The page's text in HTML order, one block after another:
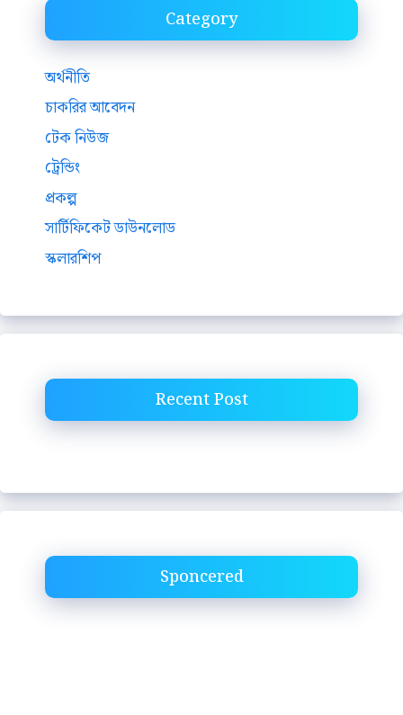
Category
অর্থনীতি
চাকরির আবেদন
টেক নিউজ
ট্রেন্ডিং
প্রকল্প
সার্টিফিকেট ডাউনলোড
স্কলারশিপ
Recent Post
Sponcered